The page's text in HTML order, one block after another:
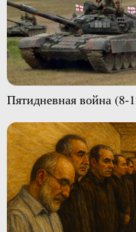
Пятидневная война (8-